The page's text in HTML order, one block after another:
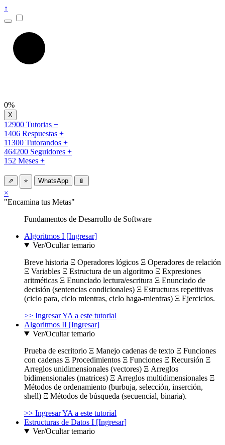
↑
0%
12900 Tutorias +
1406 Respuestas +
11300 Tutorandos +
464200 Seguidores +
152 Meses +
⇗ ⭐ WhatsApp 📱
×
"Encamina tus Metas"
Fundamentos de Desarrollo de Software
Algoritmos I [Ingresar]
Ver/Ocultar temario
Breve historia Ξ Operadores lógicos Ξ Operadores de relación
Ξ Variables Ξ Estructura de un algoritmo Ξ Expresiones
aritméticas Ξ Enunciado lectura/escritura Ξ Enunciado de
decisión (sentencias condicionales) Ξ Estructuras repetitivas
(ciclo para, ciclo mientras, ciclo haga-mientras) Ξ Ejercicios.
>> Ingresar YA a este tutorial
Algoritmos II [Ingresar]
Ver/Ocultar temario
Prueba de escritorio Ξ Manejo cadenas de texto Ξ Funciones
con cadenas Ξ Procedimientos Ξ Funciones Ξ Recursión Ξ
Arreglos unidimensionales (vectores) Ξ Arreglos
bidimensionales (matrices) Ξ Arreglos multidimensionales Ξ
Métodos de ordenamiento (burbuja, selección, inserción,
shell) Ξ Métodos de búsqueda (secuencial, binaria).
>> Ingresar YA a este tutorial
Estructuras de Datos I [Ingresar]
Ver/Ocultar temario